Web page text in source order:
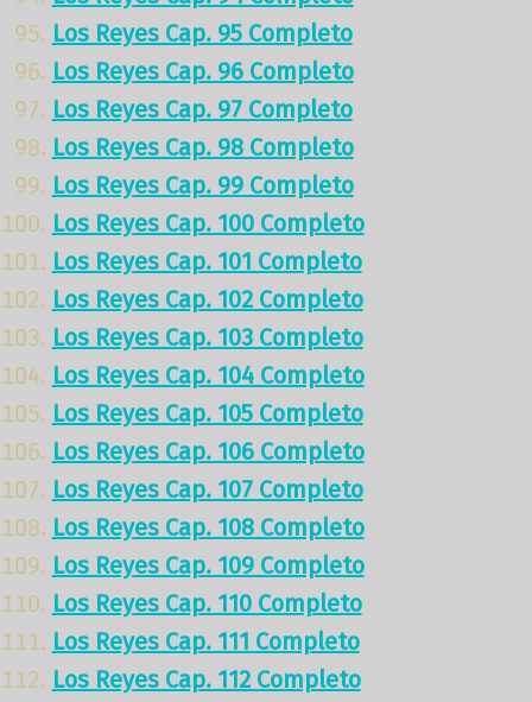
Los Reyes Cap. 95 Completo
Los Reyes Cap. 96 Completo
Los Reyes Cap. 97 Completo
Los Reyes Cap. 98 Completo
Los Reyes Cap. 99 Completo
Los Reyes Cap. 100 Completo
Los Reyes Cap. 101 Completo
Los Reyes Cap. 102 Completo
Los Reyes Cap. 103 Completo
Los Reyes Cap. 104 Completo
Los Reyes Cap. 105 Completo
Los Reyes Cap. 106 Completo
Los Reyes Cap. 107 Completo
Los Reyes Cap. 108 Completo
Los Reyes Cap. 109 Completo
Los Reyes Cap. 110 Completo
Los Reyes Cap. 111 Completo
Los Reyes Cap. 112 Completo